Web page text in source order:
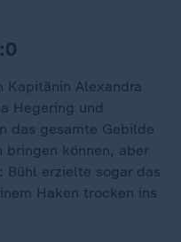
Alexandra
Hegering und
das gesamte Gebilde
bringen können, aber
erzielte sogar das
Haken trocken ins